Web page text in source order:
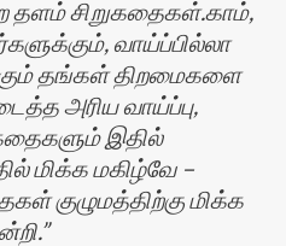
தளம் சிறுகதைகள்.காம்,
வாய்ப்பில்லா
தங்கள் திறமைகளை
அரிய வாய்ப்பு,
இதில்
மிக்க மகிழ்வே –
குழுமத்திற்கு மிக்க